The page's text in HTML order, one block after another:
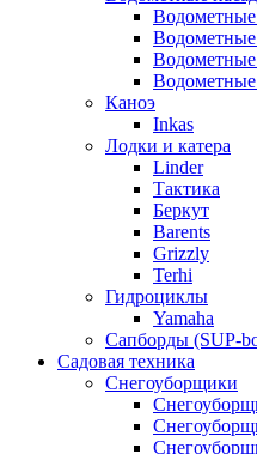
Водометные
Водометные
Водометные
Каноэ
Inkas
Лодки и катера
Linder
Тактика
Беркут
Barents
Grizzly
Terhi
Гидроциклы
Yamaha
Сапборды (SUP-
Садовая техника
Снегоуборщики